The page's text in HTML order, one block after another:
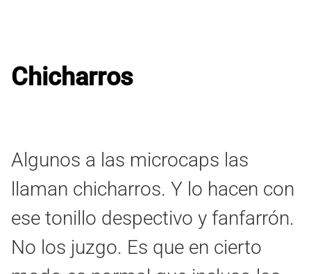
Chicharros
Algunos a las microcaps las
llaman chicharros. Y lo hacen con
ese tonillo despectivo y fanfarrón.
No los juzgo. Es que en cierto